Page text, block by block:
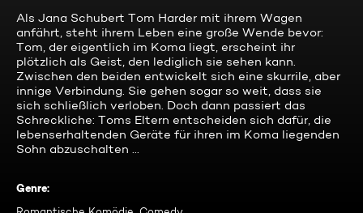
Als Jana Schubert Tom Harder mit ihrem Wagen
anfährt, steht ihrem Leben eine große Wende bevor:
Tom, der eigentlich im Koma liegt, erscheint ihr
plötzlich als Geist, den lediglich sie sehen kann.
Zwischen den beiden entwickelt sich eine skurrile, aber
innige Verbindung. Sie gehen sogar so weit, dass sie
sich schließlich verloben. Doch dann passiert das
Schreckliche: Toms Eltern entscheiden sich dafür, die
lebenserhaltenden Geräte für ihren im Koma liegenden
Sohn abzuschalten ...
Genre: